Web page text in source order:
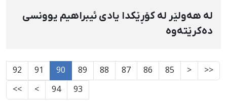
لە هەولێر لە كۆڕێكدا یادی ئیبراهیم یوونسی
دەكرێتەوە
<<
<
85
86
87
88
89
90
91
92
93
94
>
>>